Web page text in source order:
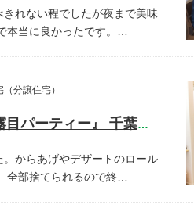
れない程でしたが夜まで美味
本当に良かったです。…
分譲住宅）
開催しました! 『新築お披露目パーティー』 千葉県船橋市 M様宅
からあげやデザートのロール
全部捨てられるので終…